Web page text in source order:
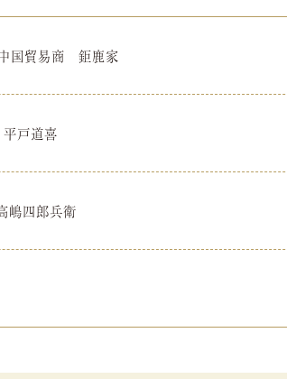
国貿易商 鉅鹿家
戸道喜
嶋四郎兵衛